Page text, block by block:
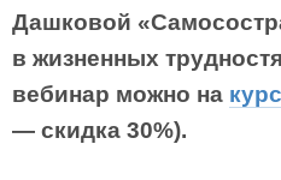
Дашковой
в жизненных
вебинар можно на
― скидка 30%).